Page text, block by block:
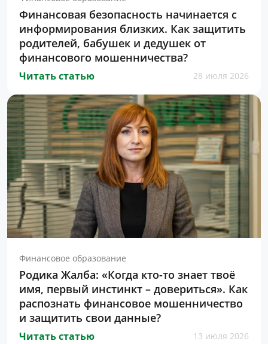
Финансовая безопасность начинается с
информирования близких. Как защитить
родителей, бабушек и дедушек от
финансового мошенничества?
Читать статью 28 июля 2026
Финансовое образование
Родика Жалба: «Когда кто-то знает твоё
имя, первый инстинкт – довериться». Как
распознать финансовое мошенничество
и защитить свои данные?
Читать статью 13 июля 2026